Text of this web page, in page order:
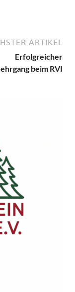
ARTIKEL
Erfolgreicher
beim RVI